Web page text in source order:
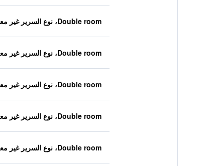
Double room، نوع السرير غير معروف
Double room، نوع السرير غير معروف
Double room، نوع السرير غير معروف
Double room، نوع السرير غير معروف
Double room، نوع السرير غير معروف